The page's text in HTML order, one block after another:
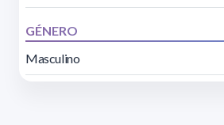
GÉNERO
Masculino